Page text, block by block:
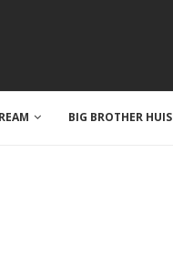
BIG BROTHER HUIS